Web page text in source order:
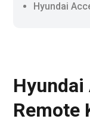
Hyundai
Remote